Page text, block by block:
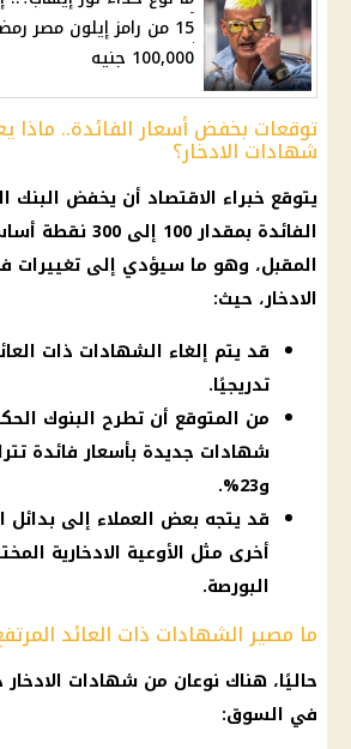
100,000 جنيه
توقعات بخفض أسعار الفائدة.. ماذا
شهادات الادخار؟
يتوقع خبراء الاقتصاد أن يخفض البنك
الفائدة بمقدار
المقبل، وهو ما سيؤدي إلى
الادخار، حيث:
قد يتم إلغاء الشهادات ذات
تدريجيًا.
من المتوقع أن تطرح البنوك
و23%.
قد يتجه بعض العملاء إلى بدائل
أخرى مثل الأوعية الادخارية
البورصة.
ما مصير الشهادات ذات العائد
حاليًا، هناك نوعان من شهادات الادخار
في السوق: